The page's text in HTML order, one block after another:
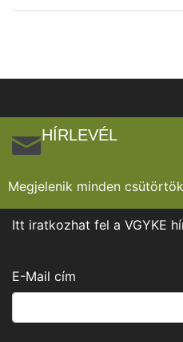
HÍRLEVÉL
Megjelenik minden
Itt iratkozhat fel a VGYKE
E-Mail cím